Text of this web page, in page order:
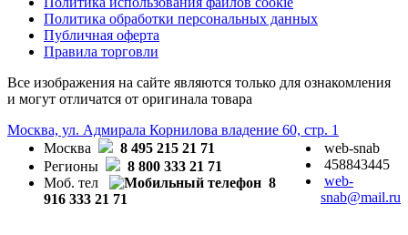
Политика обработки персональных данных
Публичная оферта
Правила торговли
Все изображения на сайте являются только для ознакомления
и могут отличатся от оригинала товара
Москва, ул. Адмирала Корнилова владение 60, стр. 1
Москва
8 495 215 21 71
Регионы
8 800 333 21 71
Моб. тел
8
916 333 21 71
web-snab
458843445
web-
snab@mail.ru